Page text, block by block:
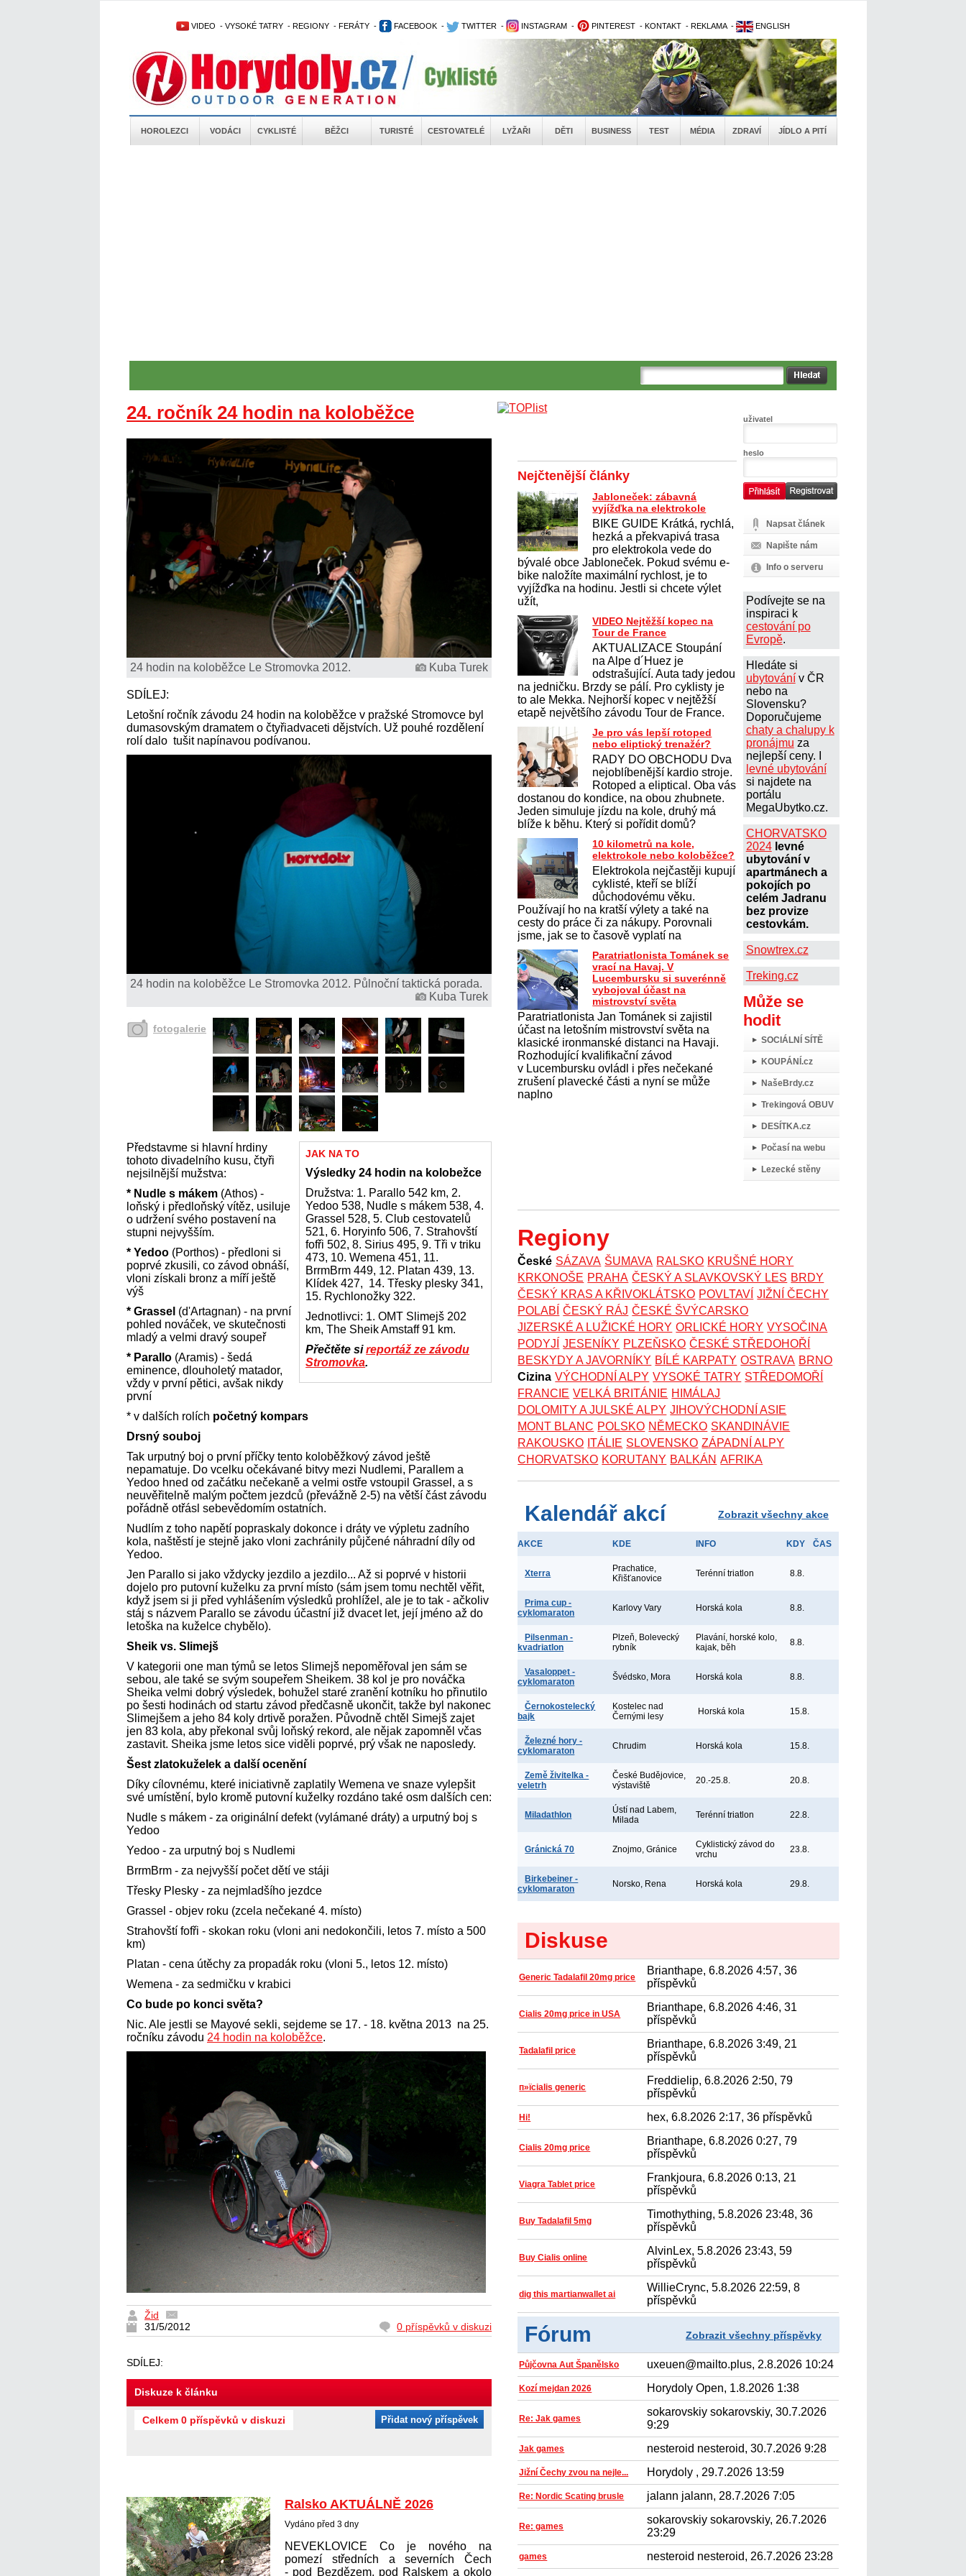
VIDEO - VYSOKÉ TATRY - REGIONY - FERÁTY - FACEBOOK - TWITTER - INSTAGRAM - PINTEREST - KONTAKT - REKLAMA - ENGLISH
HOROLEZCI VODÁCI CYKLISTÉ BĚŽCI TURISTÉ CESTOVATELÉ LYŽAŘI DĚTI BUSINESS TEST MÉDIA ZDRAVÍ JÍDLO A PITÍ
24. ročník 24 hodin na koloběžce
24 hodin na koloběžce Le Stromovka 2012. Kuba Turek
SDÍLEJ:
Letošní ročník závodu 24 hodin na koloběžce v pražské Stromovce byl
dumasovským dramatem o čtyřiadvaceti dějstvích. Už pouhé rozdělení
rolí dalo tušit napínavou podívanou.
24 hodin na koloběžce Le Stromovka 2012. Půlnoční taktická porada.
Kuba Turek
fotogalerie
JAK NA TO
Výsledky 24 hodin na kolobežce
Družstva: 1. Parallo 542 km, 2.
Yedoo 538, Nudle s mákem 538, 4.
Grassel 528, 5. Club cestovatelů
521, 6. Horyinfo 506, 7. Strahovští
fofři 502, 8. Sirius 495, 9. Tři v triku
473, 10. Wemena 451, 11.
BrrmBrm 449, 12. Platan 439, 13.
Klídek 427, 14. Třesky plesky 341,
15. Rychlonožky 322.
Jednotlivci: 1. OMT Slimejš 202
km, The Sheik Amstaff 91 km.
Přečtěte sireportáž ze závodu
Stromovka.
Představme si hlavní hrdiny
tohoto divadelního kusu, čtyři
nejsilnější mužstva:
* Nudle s mákem (Athos) -
loňský i předloňský vítěz, usiluje
o udržení svého postavení na
stupni nejvyšším.
* Yedoo (Porthos) - předloni si
poprvé zkusili, co závod obnáší,
vloni získali bronz a míří ještě
výš
* Grassel (d'Artagnan) - na první
pohled nováček, ve skutečnosti
mladý a velmi dravý soupeř
* Parallo (Aramis) - šedá
eminence, dlouholetý matador,
vždy v první pětici, avšak nikdy
první
* v dalších rolích početný kompars
Drsný souboj
Tak urputný boj o první příčky tento koloběžkový závod ještě
nepamatuje. Do vcelku očekávané bitvy mezi Nudlemi, Parallem a
Yedoo hned od začátku nečekaně a velmi ostře vstoupil Grassel, a s
neuvěřitelně malým počtem jezdců (převážně 2-5) na větší část závodu
pořádně otřásl sebevědomím ostatních.
Nudlím z toho napětí popraskaly dokonce i dráty ve výpletu zadního
kola, naštěstí je stejně jako vloni zachránily půjčené náhradní díly od
Yedoo.
Jen Parallo si jako vždycky jezdilo a jezdilo... Až si poprvé v historii
dojelo pro putovní kuželku za první místo (sám jsem tomu nechtěl věřit,
když jsem si ji před vyhlášením výsledků prohlížel, ale je to tak - ačkoliv
stáj s názvem Parallo se závodu účastní již dvacet let, její jméno až do
letoška na kuželce chybělo).
Sheik vs. Slimejš
V kategorii one man týmů se letos Slimejš nepoměřoval jen sám se
sebou, ale také se svým soupeřem Sheikem. 38 kol je pro nováčka
Sheika velmi dobrý výsledek, bohužel staré zranění kotníku ho přinutilo
po šesti hodinách od startu závod předčasně ukončit, takže byl nakonec
Slimejšem a jeho 84 koly drtivě poražen. Původně chtěl Simejš zajet
jen 83 kola, aby překonal svůj loňský rekord, ale nějak zapomněl včas
zastavit. Sheika jsme letos sice viděli poprvé, prý však ne naposledy.
Šest zlatokuželek a další ocenění
Díky cílovnému, které iniciativně zaplatily Wemena ve snaze vylepšit
své umístění, bylo kromě putovní kuželky rozdáno také osm dalších cen:
Nudle s mákem - za originální defekt (vylámané dráty) a urputný boj s
Yedoo
Yedoo - za urputný boj s Nudlemi
BrrmBrm - za nejvyšší počet dětí ve stáji
Třesky Plesky - za nejmladšího jezdce
Grassel - objev roku (zcela nečekané 4. místo)
Strahovští fofři - skokan roku (vloni ani nedokončili, letos 7. místo a 500
km)
Platan - cena útěchy za propadák roku (vloni 5., letos 12. místo)
Wemena - za sedmičku v krabici
Co bude po konci světa?
Nic. Ale jestli se Mayové sekli, sejdeme se 17. - 18. května 2013 na 25.
ročníku závodu 24 hodin na koloběžce.
Žid
31/5/2012
0 příspěvků v diskuzi
SDÍLEJ:
Diskuze k článku
Celkem 0 příspěvků v diskuzi Přidat nový příspěvek
Ralsko AKTUÁLNĚ 2026
Vydáno před 3 dny
NEVEKLOVICE Co je nového na
pomezí středních a severních Čech
- pod Bezdězem, pod Ralskem a okolo
uživatel
heslo
Napsat článek
Napište nám
Info o serveru
Podívejte se na
inspiraci k
cestování po
Evropě.
Hledáte si
ubytovánív ČR
nebo na
Slovensku?
Doporučujeme
chaty a chalupy k
pronájmu za
nejlepší ceny. I
levné ubytování
si najdete na
portálu
MegaUbytko.cz.
CHORVATSKO
2024 levné
ubytování v
apartmánech a
pokojích po
celém Jadranu
bez provize
cestovkám.
Snowtrex.cz
Treking.cz
Může se
hodit
SOCIÁLNÍ SÍTĚ
KOUPÁNÍ.cz
NašeBrdy.cz
Trekingová OBUV
DESÍTKA.cz
Počasí na webu
Lezecké stěny
Nejčtenější články
Jabloneček: zábavná
vyjížďka na elektrokole
BIKE GUIDE Krátká, rychlá,
hezká a překvapivá trasa
pro elektrokola vede do
bývalé obce Jabloneček. Pokud svému e-
bike naložíte maximální rychlost, je to
vyjížďka na hodinu. Jestli si chcete výlet
užít,
VIDEO Nejtěžší kopec na
Tour de France
AKTUALIZACE Stoupání
na Alpe d´Huez je
odstrašující. Auta tady jedou
na jedničku. Brzdy se pálí. Pro cyklisty je
to ale Mekka. Nejhorší kopec v nejtěžší
etapě největšího závodu Tour de France.
Je pro vás lepší rotoped
nebo eliptický trenažér?
RADY DO OBCHODU Dva
nejoblíbenější kardio stroje.
Rotoped a eliptical. Oba vás
dostanou do kondice, na obou zhubnete.
Jeden simuluje jízdu na kole, druhý má
blíže k běhu. Který si pořídit domů?
10 kilometrů na kole,
elektrokole nebo koloběžce?
Elektrokola nejčastěji kupují
cyklisté, kteří se blíží
důchodovému věku.
Používají ho na kratší výlety a také na
cesty do práce či za nákupy. Porovnali
jsme, jak se to časově vyplatí na
Paratriatlonista Tománek se
vrací na Havaj. V
Lucembursku si suverénně
vybojoval účast na
mistrovství světa
Paratriatlonista Jan Tománek si zajistil
účast na letošním mistrovství světa na
klasické ironmanské distanci na Havaji.
Rozhodující kvalifikační závod
v Lucembursku ovládl i přes nečekané
zrušení plavecké části a nyní se může
naplno
Regiony
České SÁZAVA ŠUMAVA RALSKO KRUŠNÉ HORY
KRKONOŠE PRAHA ČESKÝ A SLAVKOVSKÝ LES BRDY
ČESKÝ KRAS A KŘIVOKLÁTSKO POVLTAVÍ JIŽNÍ ČECHY
POLABÍ
ČESKÝ RÁJ ČESKÉ ŠVÝCARSKO
JIZERSKÉ A LUŽICKÉ HORY ORLICKÉ HORY VYSOČINA
PODYJÍ
JESENÍKY PLZEŇSKO ČESKÉ STŘEDOHOŘÍ
BESKYDY A JAVORNÍKY BÍLÉ KARPATY OSTRAVA BRNO
Cizina VÝCHODNÍ ALPY VYSOKÉ TATRY STŘEDOMOŘÍ
FRANCIE VELKÁ BRITÁNIE HIMÁLAJ
DOLOMITY A JULSKÉ ALPY JIHOVÝCHODNÍ ASIE
MONT BLANC POLSKO NĚMECKO SKANDINÁVIE
RAKOUSKO ITÁLIE SLOVENSKO ZÁPADNÍ ALPY
CHORVATSKO KORUTANY BALKÁN AFRIKA
Kalendář akcí Zobrazit všechny akce
AKCE KDE INFO KDY ČAS
Xterra
Prachatice,
Křišťanovice
Terénní triatlon 8.8.
Prima cup -
cyklomaraton
Karlovy Vary Horská kola 8.8.
Pilsenman -
kvadriatlon
Plzeň, Bolevecký
rybník
Plavání, horské kolo,
kajak, běh
8.8.
Vasaloppet -
cyklomaraton
Švédsko, Mora Horská kola 8.8.
Černokostelecký
bajk
Kostelec nad
Černými lesy
Horská kola 15.8.
Železné hory -
cyklomaraton
Chrudim Horská kola 15.8.
Země živitelka -
veletrh
České Budějovice,
výstaviště
20.-25.8. 20.8.
Miladathlon
Ústí nad Labem,
Milada
Terénní triatlon 22.8.
Gránická 70 Znojmo, Gránice
Cyklistický závod do
vrchu
23.8.
Birkebeiner -
cyklomaraton
Norsko, Rena Horská kola 29.8.
Diskuse
Generic Tadalafil 20mg price
Brianthape, 6.8.2026 4:57, 36
příspěvků
Cialis 20mg price in USA
Brianthape, 6.8.2026 4:46, 31
příspěvků
Tadalafil price
Brianthape, 6.8.2026 3:49, 21
příspěvků
п»їcialis generic
Freddielip, 6.8.2026 2:50, 79
příspěvků
Hi! hex, 6.8.2026 2:17, 36 příspěvků
Cialis 20mg price
Brianthape, 6.8.2026 0:27, 79
příspěvků
Viagra Tablet price
Frankjoura, 6.8.2026 0:13, 21
příspěvků
Buy Tadalafil 5mg
Timothything, 5.8.2026 23:48, 36
příspěvků
Buy Cialis online
AlvinLex, 5.8.2026 23:43, 59
příspěvků
dig this martianwallet ai
WillieCrync, 5.8.2026 22:59, 8
příspěvků
Fórum Zobrazit všechny příspěvky
Půjčovna Aut Španělsko uxeuen@mailto.plus, 2.8.2026 10:24
Kozí mejdan 2026 Horydoly Open, 1.8.2026 1:38
Re: Jak games
sokarovskiy sokarovskiy, 30.7.2026
9:29
Jak games nesteroid nesteroid, 30.7.2026 9:28
Jižní Čechy zvou na nejle... Horydoly , 29.7.2026 13:59
Re: Nordic Scating brusle jalann jalann, 28.7.2026 7:05
Re: games
sokarovskiy sokarovskiy, 26.7.2026
23:29
games nesteroid nesteroid, 26.7.2026 23:28